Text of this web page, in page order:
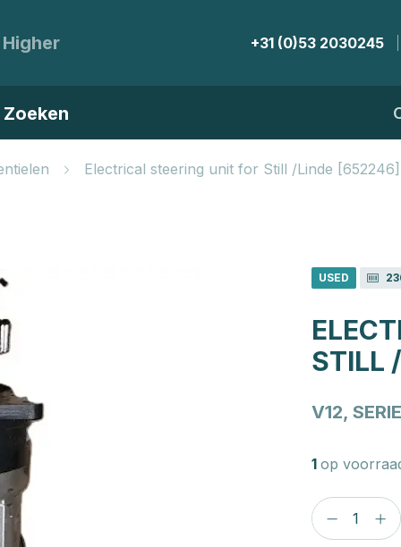
+31 (0)53 2030245 |
Zoeken
Electrical steering unit for Still /Linde [652246]
USED
STILL
V12,
1 op